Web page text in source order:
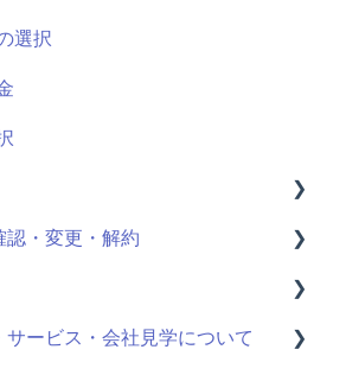
選択
・変更
ド明細
認・変更・解約
された方
認・変更・解約
ービス・会社見学について